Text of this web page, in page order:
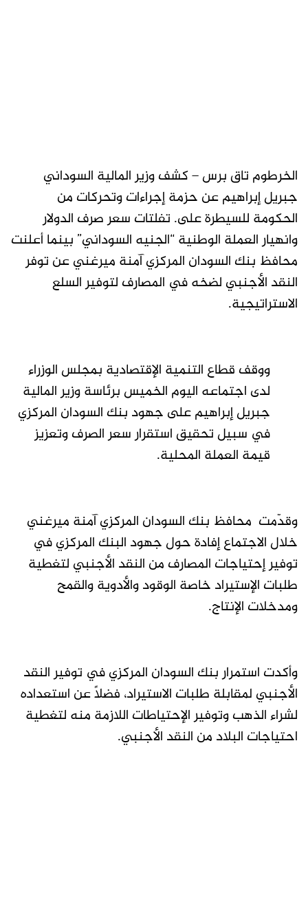
الخرطوم تاق برس – كشف وزير المالية السوداني
جبريل إبراهيم عن حزمة إجراءات وتحركات من
الحكومة للسيطرة على. تفلتات سعر صرف الدولار
وانهيار العملة الوطنية “الجنيه السوداني” بينما أعلنت
محافظ بنك السودان المركزي آمنة ميرغني عن توفر
النقد الأجنبي لضخه في المصارف لتوفير السلع
الاستراتيجية.
ووقف قطاع التنمية الإقتصادية بمجلس الوزراء
لدى اجتماعه اليوم الخميس برئاسة وزير المالية
جبريل إبراهيم على جهود بنك السودان المركزي
في سبيل تحقيق استقرار سعر الصرف وتعزيز
قيمة العملة المحلية.
وقدّمت محافظ بنك السودان المركزي آمنة ميرغني
خلال الاجتماع إفادة حول جهود البنك المركزي في
توفير إحتياجات المصارف من النقد الأجنبي لتغطية
طلبات الإستيراد خاصة الوقود والأدوية والقمح
ومدخلات الإنتاج.
وأكدت استمرار بنك السودان المركزي في توفير النقد
الأجنبي لمقابلة طلبات الاستيراد، فضلاً عن استعداده
لشراء الذهب وتوفير الإحتياطات اللازمة منه لتغطية
احتياجات البلاد من النقد الأجنبي.